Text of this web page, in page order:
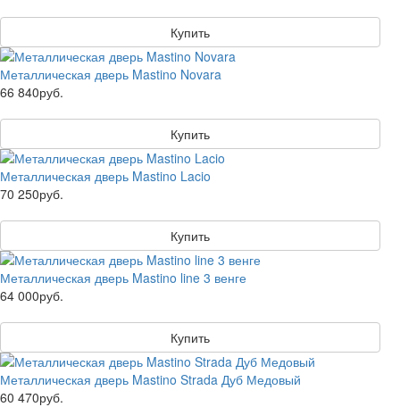
Купить
Металлическая дверь Mastino Novara
66 840руб.
Купить
Металлическая дверь Mastino Lacio
70 250руб.
Купить
Металлическая дверь Mastino line 3 венге
64 000руб.
Купить
Металлическая дверь Mastino Strada Дуб Медовый
60 470руб.